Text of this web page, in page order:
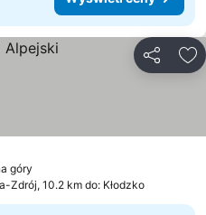
góry
Zdrój, 10.2 km do: Kłodzko